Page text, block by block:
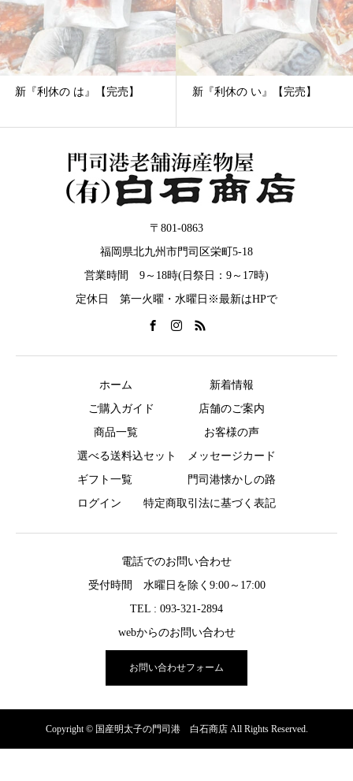
完売】 新『利休の い』【完売】 『卯の花』の”
〒801-0863
福岡県北九州市門司区栄町5-18
営業時間 9～18時(日祭日：9～17時)
定休日 第一火曜・水曜日※最新はHPで
ホーム
新着情報
ご購入ガイド
店舗のご案内
商品一覧
お客様の声
選べる送料込セット
メッセージカード
ギフト一覧
門司港懐かしの路
ログイン
特定商取引法に基づく表記
電話でのお問い合わせ
受付時間 水曜日を除く9:00～17:00
TEL : 093-321-2894
webからのお問い合わせ
お問い合わせフォーム
Copyright © 国産明太子の門司港 白石商店 All Rights Reserved.